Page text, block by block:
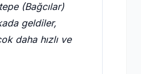
(Bağcılar)
geldiler,
daha hızlı ve